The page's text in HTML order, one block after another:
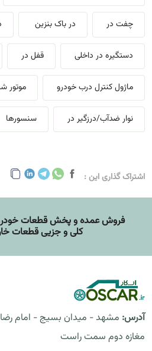
چفت در در باک بنزین
دستگیره در داخلی قفل در
ماژول کنترل درب خودرو موتور
نوار ضدآب/درزگیر در سنسورها
اشتراک گذاری این :
فروش عمده و پخش قطعات
کلی و جزیی قطعات
آدرس:
مغازه دوم سمت راست